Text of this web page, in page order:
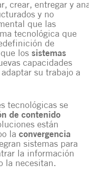
,crear,entregar y
y no
que las
tecnológica que
de
que lossistemas
capacidades
su trabajo a
tecnológicas se
de contenido
están
laconvergencia
sistemas para
la información
la necesitan.